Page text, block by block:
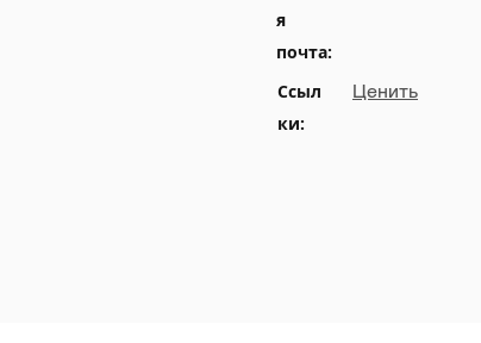
я
почта:
Ссыл
ки:
Ценить